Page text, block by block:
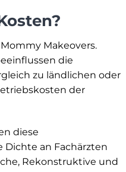
Makeovers.
die
zu ländlichen oder
der
diese
Dichte an Fachärzten
Rekonstruktive und